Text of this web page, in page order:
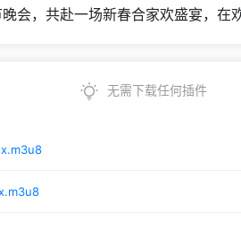
会，共赴一场新春合家欢盛宴，在
无需下载任何插件